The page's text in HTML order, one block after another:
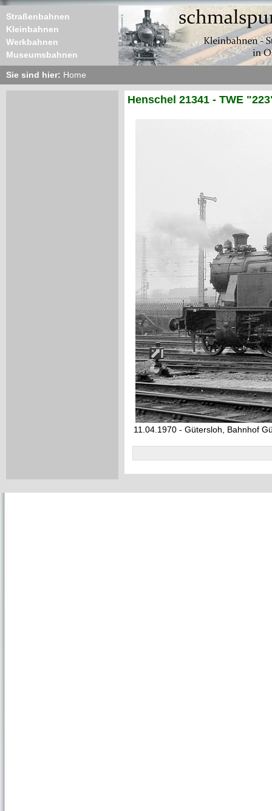
Straßenbahnen
Kleinbahnen
Werkbahnen
Museumsbahnen
Sie sind hier: Home
Henschel 21341 - TWE
11.04.1970 - Gütersloh, Bahnhof